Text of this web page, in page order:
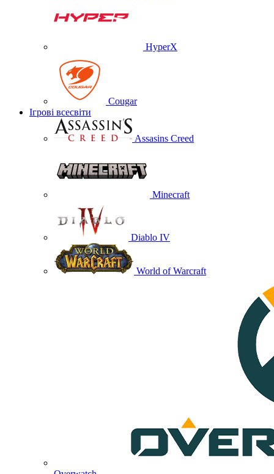
HyperX
Cougar
Ігрові всесвіти
Assasins Creed
Minecraft
Diablo IV
World of Warcraft